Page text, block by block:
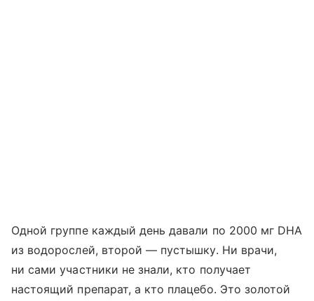
Одной группе каждый день давали по 2000 мг DHA
из водорослей, второй — пустышку. Ни врачи,
ни сами участники не знали, кто получает
настоящий препарат, а кто плацебо. Это золотой